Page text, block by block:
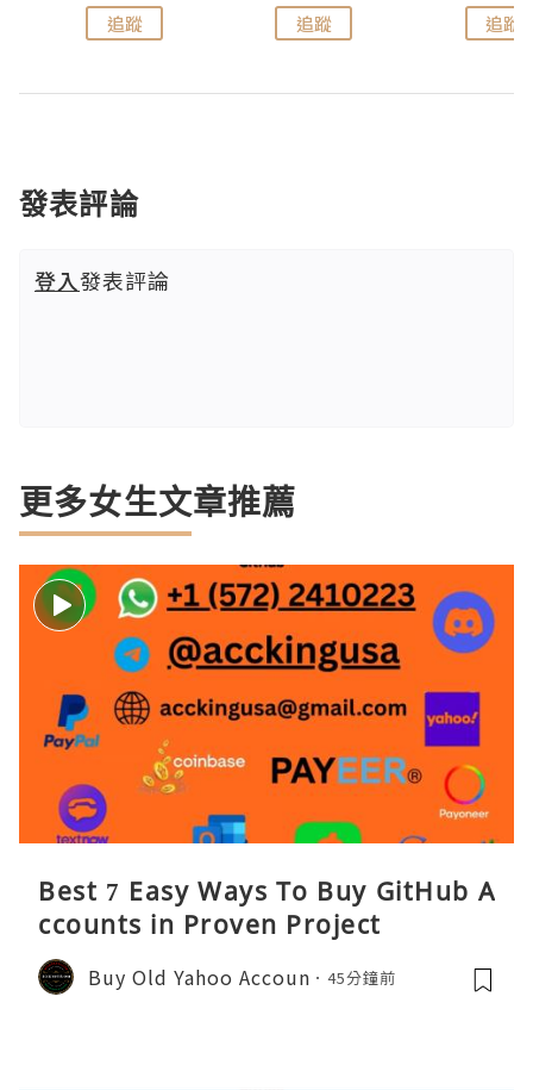
追蹤 追蹤 追蹤
發表評論
登入發表評論
更多女生文章推薦
Best 7 Easy Ways To Buy GitHub A
ccounts in Proven Project
Buy Old Yahoo Accoun 45分鐘前